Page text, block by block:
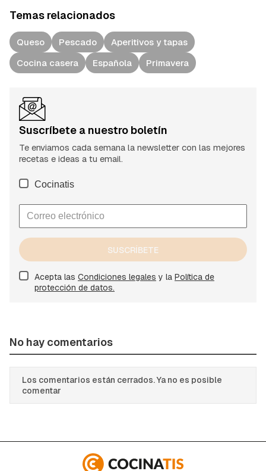
Temas relacionados
Queso Pescado
Aperitivos y tapas
Cocina casera
Española Primavera
Suscríbete a nuestro boletín
Te enviamos cada semana la newsletter con las mejores
recetas e ideas a tu email.
Cocinatis
SUSCRÍBETE
Acepta las Condiciones legales y la Política de
protección de datos.
No hay comentarios
Los comentarios están cerrados. Ya no es posible
comentar